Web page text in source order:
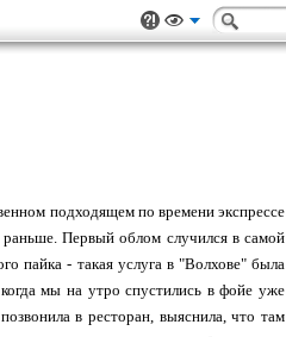
подходящем по времени экспрессе
Первый облом случился в самой
пайка - такая услуга в "Волхове" была
мы на утро спустились в фойе уже
в ресторан, выяснила, что там